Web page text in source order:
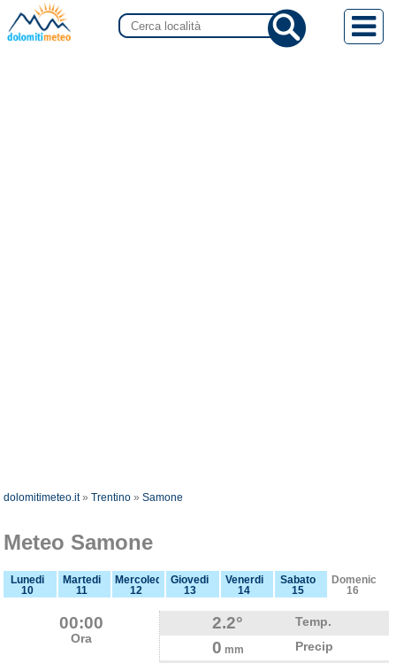
dolomitimeteo.it»Trentino »Samone
Meteo Samone
Lunedi
10
Martedi
11
Mercoledi
12
Giovedi
13
Venerdi
14
Sabato
15
Domenica
16
00:00
Ora
2.2° Temp.
0 mm
Precip